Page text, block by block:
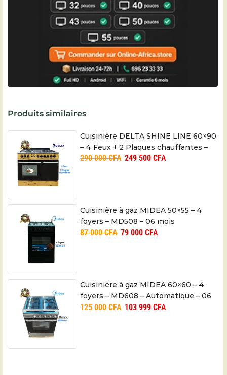
Produits similaires
Cuisinière DELTA SHINE LINE 60×90
– 4 Feux + 2 Plaques chauffantes –
06 mois
290 000CFA 249 500 CFA
Cuisinière à gaz MIDEA 50×55 – 4
foyers – MD508 – 06 mois
87 000CFA 79 000 CFA
Cuisinière à gaz MIDEA 60×60 – 4
foyers – MD608 – Automatique – 06
mois
125 000CFA 103 999 CFA